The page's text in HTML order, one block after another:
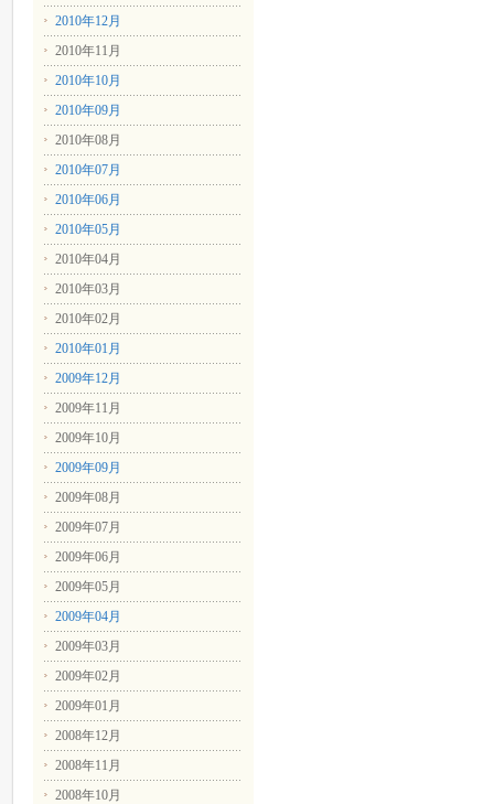
2010年12月
2010年11月
2010年10月
2010年09月
2010年08月
2010年07月
2010年06月
2010年05月
2010年04月
2010年03月
2010年02月
2010年01月
2009年12月
2009年11月
2009年10月
2009年09月
2009年08月
2009年07月
2009年06月
2009年05月
2009年04月
2009年03月
2009年02月
2009年01月
2008年12月
2008年11月
2008年10月